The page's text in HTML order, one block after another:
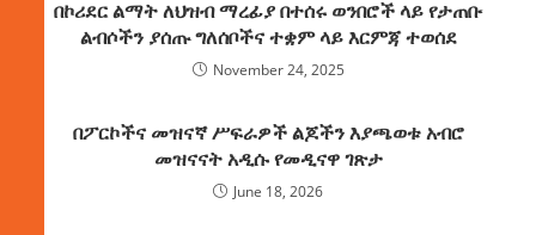
በኮሪደር ልማት ለህዝብ ማረፊያ በተሰሩ ወንበሮች ላይ የታጠቡ
ልብሶችን ያሰጡ ግለሰቦችና ተቋም ላይ እርምጃ ተወሰደ
November 24, 2025
በፖርኮችና መዝናኛ ሥፍራዎች ልጆችን እያጫወቱ አብሮ
መዝናናት አዲሱ የመዲናዋ ገጽታ
June 18, 2026